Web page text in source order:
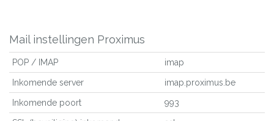
Mail instellingen Proximus
POP / IMAP imap
Inkomende server imap.proximus.be
Inkomende poort 993